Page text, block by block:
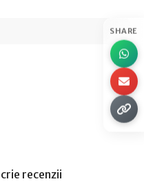
SHARE
recenzii